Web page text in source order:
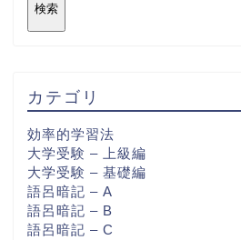
検索
カテゴリ
効率的学習法
大学受験 – 上級編
大学受験 – 基礎編
語呂暗記 – A
語呂暗記 – B
語呂暗記 – C